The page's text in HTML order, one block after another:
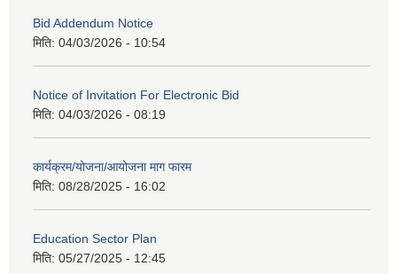
Bid Addendum Notice
मिति: 04/03/2026 - 10:54
Notice of Invitation For Electronic Bid
मिति: 04/03/2026 - 08:19
कार्यक्रम/योजना/आयोजना माग फारम
मिति: 08/28/2025 - 16:02
Education Sector Plan
मिति: 05/27/2025 - 12:45